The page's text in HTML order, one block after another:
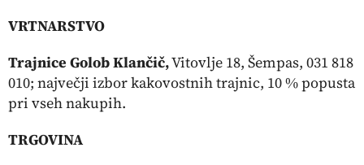
VRTNARSTVO
Trajnice Golob Klančič,Vitovlje 18, Šempas, 031 818
010; največji izbor kakovostnih trajnic, 10 % popusta
pri vseh nakupih.
TRGOVINA